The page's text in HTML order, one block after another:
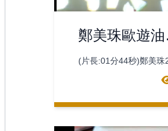
鄭美珠歐遊油
作品欣賞
(片長:01分44秒)鄭美珠
年歐洲自助旅行一系列